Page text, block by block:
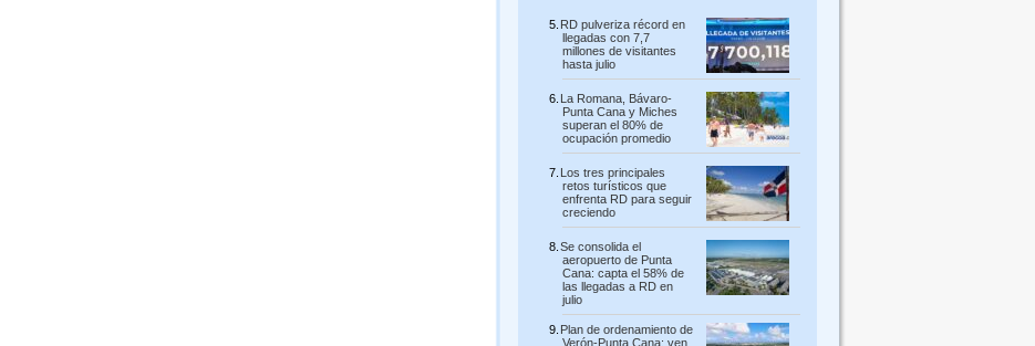
RD pulveriza récord en
llegadas con 7,7
millones de visitantes
hasta julio
La Romana, Bávaro-
Punta Cana y Miches
superan el 80% de
ocupación promedio
Los tres principales
retos turísticos que
enfrenta RD para seguir
creciendo
Se consolida el
aeropuerto de Punta
Cana: capta el 58% de
las llegadas a RD en
julio
Plan de ordenamiento de
Verón-Punta Cana: ven